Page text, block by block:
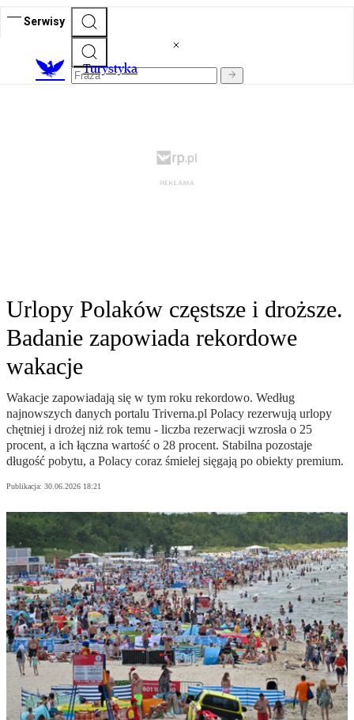
Serwisy
Turystyka
Urlopy Polaków częstsze i droższe.
Badanie zapowiada rekordowe
wakacje
Wakacje zapowiadają się w tym roku rekordowo. Według
najnowszych danych portalu Triverna.pl Polacy rezerwują urlopy
chętniej i drożej niż rok temu - liczba rezerwacji wzrosła o 25
procent, a ich łączna wartość o 28 procent. Stabilna pozostaje
długość pobytu, a Polacy coraz śmielej sięgają po obiekty premium.
Publikacja: 30.06.2026 18:21